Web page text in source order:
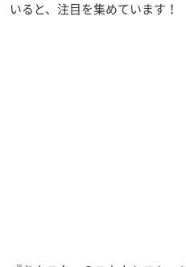
いると、注目を集めています！